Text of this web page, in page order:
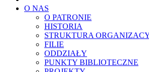
O NAS
O PATRONIE
HISTORIA
STRUKTURA
FILIE
ODDZIAŁY
PUNKTY BIBLIOTECZNE